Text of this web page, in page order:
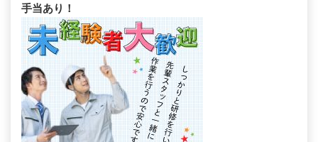
手当あり！